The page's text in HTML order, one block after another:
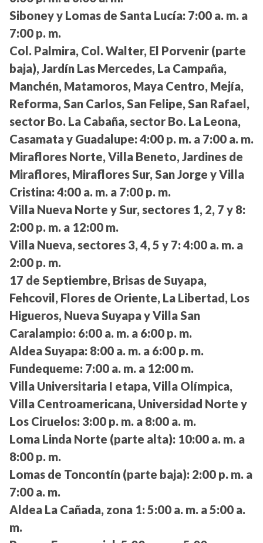
Siboney y Lomas de Santa Lucía: 7:00 a. m. a
7:00 p. m.
Col. Palmira, Col. Walter, El Porvenir (parte
baja), Jardín Las Mercedes, La Campaña,
Manchén, Matamoros, Maya Centro, Mejía,
Reforma, San Carlos, San Felipe, San Rafael,
sector Bo. La Cabaña, sector Bo. La Leona,
Casamata y Guadalupe: 4:00 p. m. a 7:00 a. m.
Miraflores Norte, Villa Beneto, Jardines de
Miraflores, Miraflores Sur, San Jorge y Villa
Cristina: 4:00 a. m. a 7:00 p. m.
Villa Nueva Norte y Sur, sectores 1, 2, 7 y 8:
2:00 p. m. a 12:00 m.
Villa Nueva, sectores 3, 4, 5 y 7: 4:00 a. m. a
2:00 p. m.
17 de Septiembre, Brisas de Suyapa,
Fehcovil, Flores de Oriente, La Libertad, Los
Higueros, Nueva Suyapa y Villa San
Caralampio: 6:00 a. m. a 6:00 p. m.
Aldea Suyapa: 8:00 a. m. a 6:00 p. m.
Fundequeme: 7:00 a. m. a 12:00 m.
Villa Universitaria I etapa, Villa Olímpica,
Villa Centroamericana, Universidad Norte y
Los Ciruelos: 3:00 p. m. a 8:00 a. m.
Loma Linda Norte (parte alta): 10:00 a. m. a
8:00 p. m.
Lomas de Toncontín (parte baja): 2:00 p. m. a
7:00 a. m.
Aldea La Cañada, zona 1: 5:00 a. m. a 5:00 a.
m.